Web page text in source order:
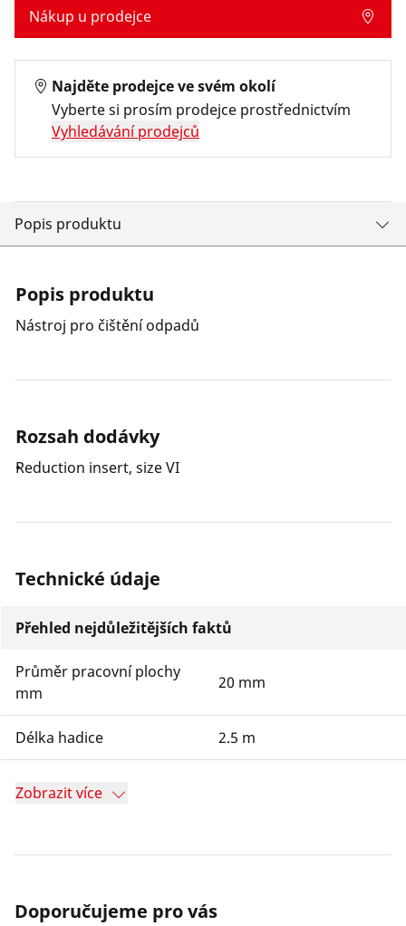
Nákup u prodejce
Najděte prodejce ve svém okolí
Vyberte si prosím prodejce prostřednictvím
Vyhledávání prodejců
Popis produktu
Popis produktu
Nástroj pro čištění odpadů
Rozsah dodávky
Reduction insert, size VI
Technické údaje
Přehled nejdůležitějších faktů
Průměr pracovní plochy
mm
20 mm
Délka hadice 2.5 m
Zobrazit více
Doporučujeme pro vás